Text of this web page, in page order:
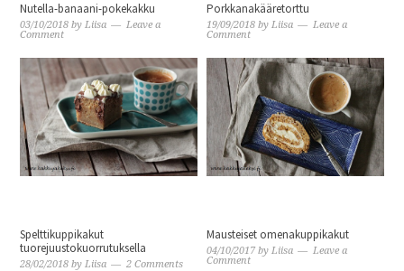
Nutella-banaani-pokekakku
03/10/2018 byLiisa
Leave a
Comment
Porkkanakääretorttu
19/09/2018 byLiisa
Leave a
Comment
Spelttikuppikakut
tuorejuustokuorrutuksella
28/02/2018 byLiisa 2 Comments
Mausteiset omenakuppikakut
04/10/2017 byLiisa
Leave a
Comment